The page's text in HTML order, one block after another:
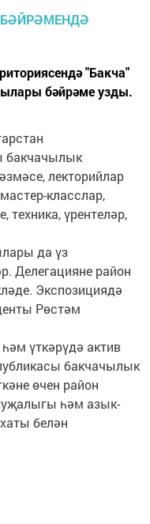
"Бакча"
бәйрәме узды.
бакчачылык
лекторийлар
класслар,
техника, үрентеләр,
да үз
Делегацияне район
Экспозициядә
Рөстәм
үткәрүдә актив
бакчачылык
өчен район
һәм азык-
белән